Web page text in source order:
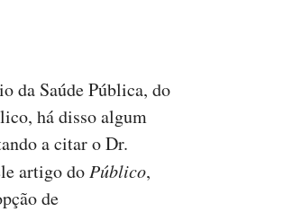
da Saúde Pública, do
há disso algum
a citar o Dr.
artigo doPúblico,
de